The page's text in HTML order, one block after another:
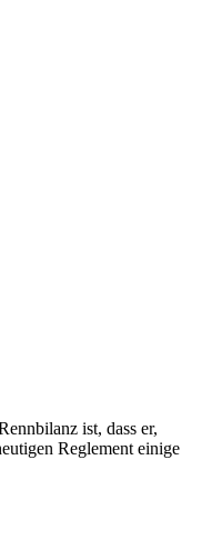
ist, dass er,
Reglement einige